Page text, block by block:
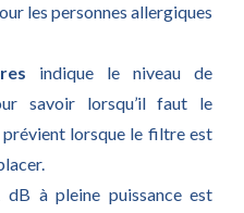
les personnes allergiques
indique le niveau de
savoir lorsqu’il faut le
lorsque le filtre est
à pleine puissance est